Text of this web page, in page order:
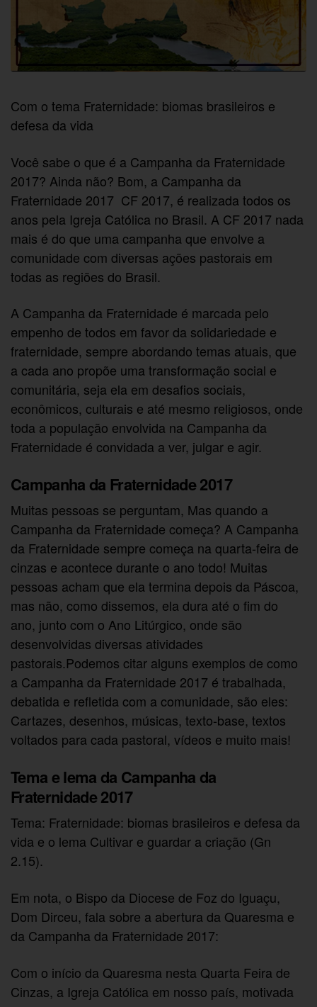
Com o tema Fraternidade: biomas brasileiros e
defesa da vida
Você sabe o que é a Campanha da Fraternidade
2017? Ainda não? Bom, a Campanha da
Fraternidade 2017  CF 2017, é realizada todos os
anos pela Igreja Católica no Brasil. A CF 2017 nada
mais é do que uma campanha que envolve a
comunidade com diversas ações pastorais em
todas as regiões do Brasil.
A Campanha da Fraternidade é marcada pelo
empenho de todos em favor da solidariedade e
fraternidade, sempre abordando temas atuais, que
a cada ano propõe uma transformação social e
comunitária, seja ela em desafios sociais,
econômicos, culturais e até mesmo religiosos, onde
toda a população envolvida na Campanha da
Fraternidade é convidada a ver, julgar e agir.
Campanha da Fraternidade 2017
Muitas pessoas se perguntam, Mas quando a
Campanha da Fraternidade começa? A Campanha
da Fraternidade sempre começa na quarta-feira de
cinzas e acontece durante o ano todo! Muitas
pessoas acham que ela termina depois da Páscoa,
mas não, como dissemos, ela dura até o fim do
ano, junto com o Ano Litúrgico, onde são
desenvolvidas diversas atividades
pastorais.Podemos citar alguns exemplos de como
a Campanha da Fraternidade 2017 é trabalhada,
debatida e refletida com a comunidade, são eles:
Cartazes, desenhos, músicas, texto-base, textos
voltados para cada pastoral, vídeos e muito mais!
Tema e lema da Campanha da
Fraternidade 2017
Tema: Fraternidade: biomas brasileiros e defesa da
vida e o lema Cultivar e guardar a criação (Gn
2.15).
Em nota, o Bispo da Diocese de Foz do Iguaçu,
Dom Dirceu, fala sobre a abertura da Quaresma e
da Campanha da Fraternidade 2017:
Com o início da Quaresma nesta Quarta Feira de
Cinzas, a Igreja Católica em nosso país, motivada